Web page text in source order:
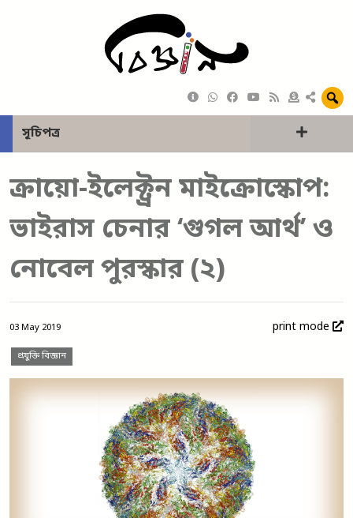
সূচিপত্র
ক্রায়ো-ইলেক্ট্রন মাইক্রোস্কোপ:
ভাইরাস চেনার ‘গুগল আর্থ’ ও
নোবেল পুরস্কার (২)
03 May 2019 print mode
প্রযুক্তি বিজ্ঞান